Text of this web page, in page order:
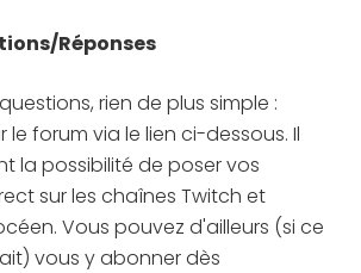
Réponses
rien de plus simple :
le forum via le lien ci-dessous. Il
la possibilité de poser vos
sur les chaînes Twitch et
Vous pouvez d'ailleurs (si ce
vous y abonner dès